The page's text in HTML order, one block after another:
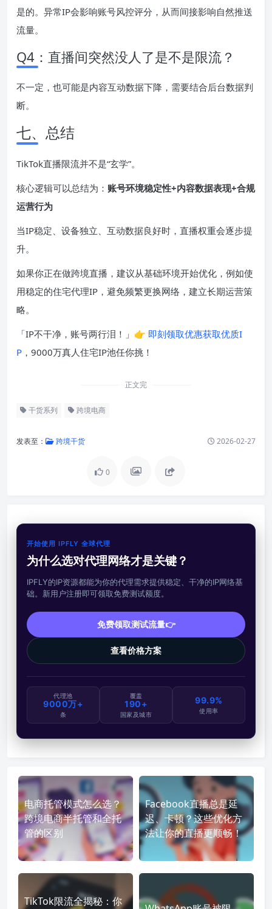
是的。异常IP会影响账号风控评分，从而间接影响自然推送
流量。
Q4：直播间突然没人了是不是限流？
不一定，也可能是内容互动数据下降，需要结合后台数据判
断。
七、总结
TikTok直播限流并不是“玄学”。
核心逻辑可以总结为： 账号环境稳定性+内容数据表现+合规
运营行为
当IP稳定、设备独立、互动数据良好时，直播权重会逐步提
升。
如果你正在做跨境直播，建议从基础环境开始优化，例如使
用稳定的住宅代理IP，避免频繁更换网络，建立长期运营策
略。
「IP不干净，账号两行泪！」👉 即刻领取优惠获取优质I
P ，9000万真人住宅IP池任你挑！
正文完
干货系列 跨境电商
发表至： 跨境干货 2026-02-27
0
开始使用 IPFLY 全球代理
为什么选对代理网络才是关键？
IPFLY的IP资源都能为你的代理需求提供稳定、干净的IP网络基
础。新用户注册即可领取免费测试额度。
免费领取测试流量👉
查看价格方案
代理池
9000万+
条
覆盖
190+
国家及城市
99.9%
使用率
电商托管模式怎么选？
跨境电商半托管和全托
管的区别
Facebook直播总是延
迟、卡顿？这些优化方
法让你的直播更顺畅！
TikTok限流全揭秘：你